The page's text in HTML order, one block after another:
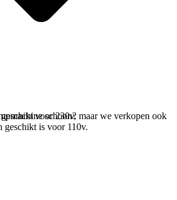
voor 230v, maar we verkopen ook
is voor 110v.
schoon?